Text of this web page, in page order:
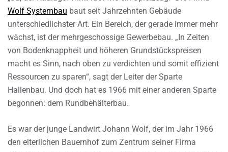
Wolf Systembau baut seit Jahrzehnten Gebäude
unterschiedlichster Art. Ein Bereich, der gerade immer mehr
wächst, ist der mehrgeschossige Gewerbebau. „In Zeiten
von Bodenknappheit und höheren Grundstückspreisen
macht es Sinn, nach oben zu verdichten und somit effizient
Ressourcen zu sparen“, sagt der Leiter der Sparte
Hallenbau. Und doch hat es 1966 mit einer anderen Sparte
begonnen: dem Rundbehälterbau.
Es war der junge Landwirt Johann Wolf, der im Jahr 1966
den elterlichen Bauernhof zum Zentrum seiner Firma